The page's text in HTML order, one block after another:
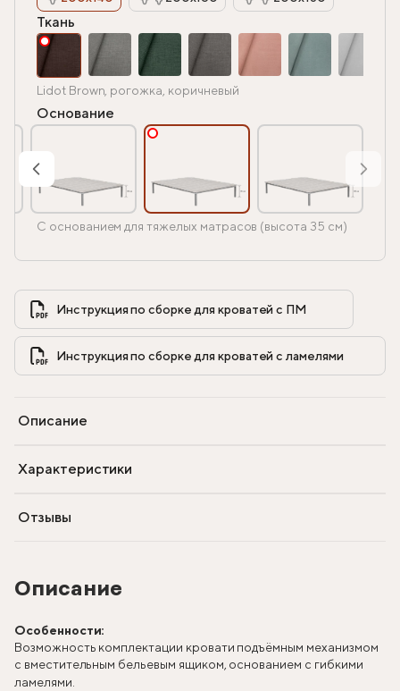
Описание
Особенности:
Возможность комплектации кровати подъёмным механизмом
с вместительным бельевым ящиком, основанием с гибкими
ламелями.
Ткань
Lidot Brown, рогожка, коричневый
Основание
С основанием для тяжелых матрасов (высота 35 см)
Инструкция по сборке для кроватей с ПМ
Описание
Характеристики
Отзывы